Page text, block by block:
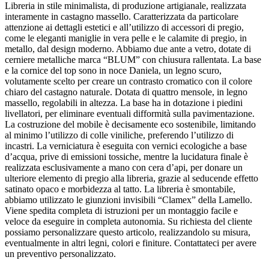
Libreria in stile minimalista, di produzione artigianale, realizzata
interamente in castagno massello. Caratterizzata da particolare
attenzione ai dettagli estetici e all’utilizzo di accessori di pregio,
come le eleganti maniglie in vera pelle e le calamite di pregio, in
metallo, dal design moderno. Abbiamo due ante a vetro, dotate di
cerniere metalliche marca “BLUM” con chiusura rallentata. La base
e la cornice del top sono in noce Daniela, un legno scuro,
volutamente scelto per creare un contrasto cromatico con il colore
chiaro del castagno naturale. Dotata di quattro mensole, in legno
massello, regolabili in altezza. La base ha in dotazione i piedini
livellatori, per eliminare eventuali difformità sulla pavimentazione.
La costruzione del mobile è decisamente eco sostenibile, limitando
al minimo l’utilizzo di colle viniliche, preferendo l’utilizzo di
incastri. La verniciatura è eseguita con vernici ecologiche a base
d’acqua, prive di emissioni tossiche, mentre la lucidatura finale è
realizzata esclusivamente a mano con cera d’api, per donare un
ulteriore elemento di pregio alla libreria, grazie al seducende effetto
satinato opaco e morbidezza al tatto. La libreria è smontabile,
abbiamo utilizzato le giunzioni invisibili “Clamex” della Lamello.
Viene spedita completa di istruzioni per un montaggio facile e
veloce da eseguire in completa autonomia. Su richiesta del cliente
possiamo personalizzare questo articolo, realizzandolo su misura,
eventualmente in altri legni, colori e finiture. Contattateci per avere
un preventivo personalizzato.